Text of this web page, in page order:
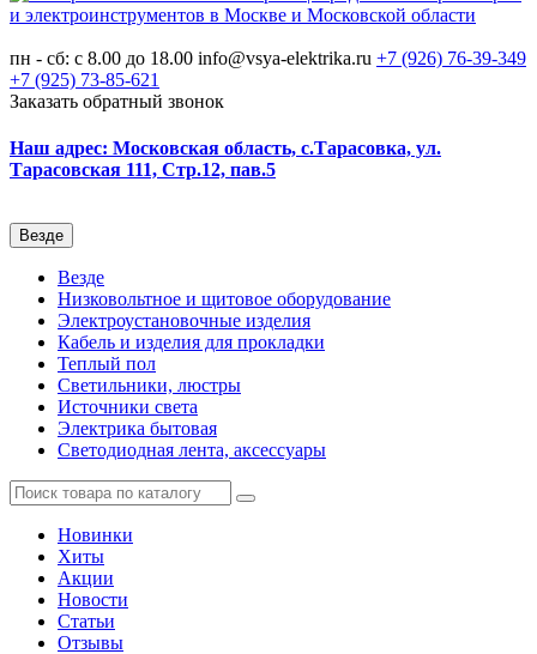
пн - сб: с 8.00 до 18.00 info@vsya-elektrika.ru +7 (926) 76-39-349
+7 (925) 73-85-621
Заказать обратный звонок
Наш адрес: Московская область, с.Тарасовка, ул.
Тарасовская 111, Стр.12, пав.5
Везде
Везде
Низковольтное и щитовое оборудование
Электроустановочные изделия
Кабель и изделия для прокладки
Теплый пол
Светильники, люстры
Источники света
Электрика бытовая
Светодиодная лента, аксессуары
Новинки
Хиты
Акции
Новости
Статьи
Отзывы